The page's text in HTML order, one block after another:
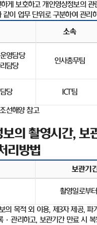
게 보호하고 개인영상정보의 관
같이 업무 단위로 구분하여 관리
소속
영담당
담당
인사총무팀
당 ICT팀
선해양 참고
보의 촬영시간, 보
리방법
보관기
촬영일로부
의 목적 외 이용, 제 3자 제공,파기
·관리하고, 보관기간 만료 시